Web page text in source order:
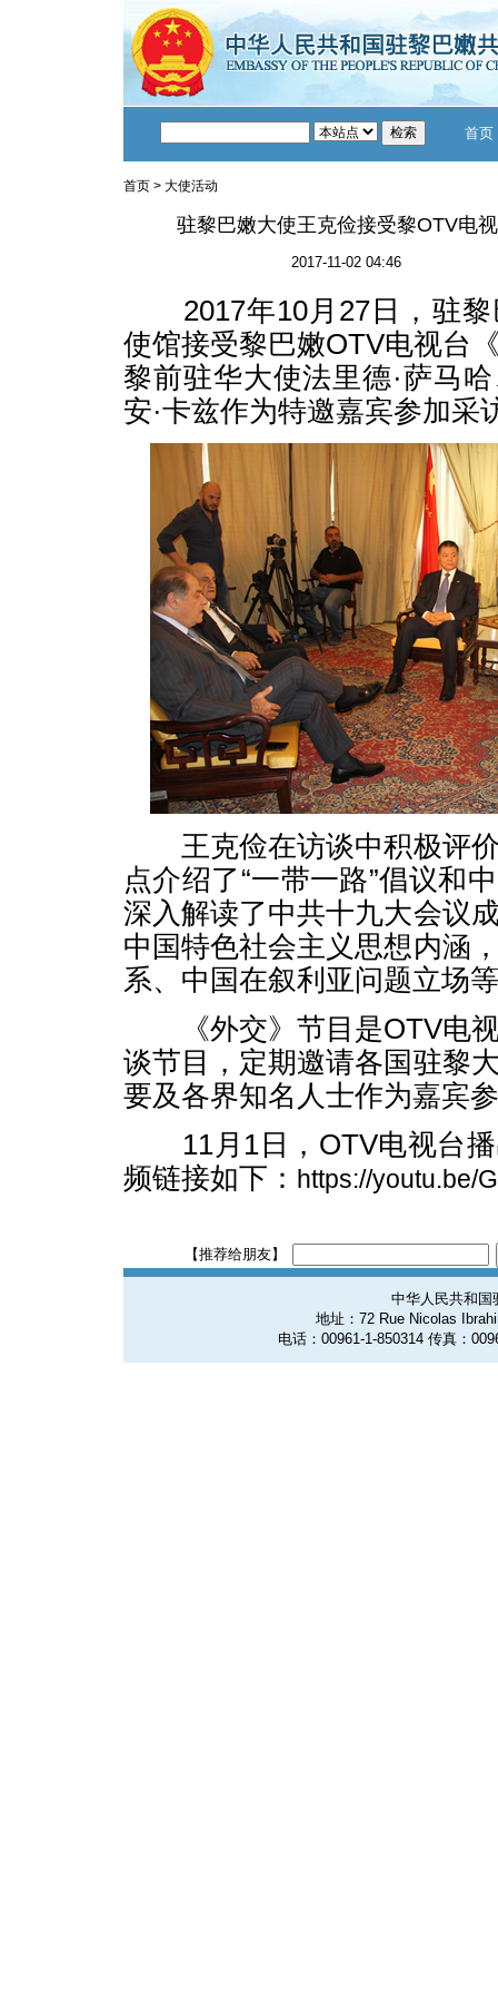
首页
首页 > 大使活动
驻黎巴嫩大使王克俭接受黎OTV电
2017-11-02 04:46
2017年10月27日，驻黎
使馆接受黎巴嫩OTV电视台
黎前驻华大使法里德·萨马
安·卡兹作为特邀嘉宾参加采
王克俭在访谈中积极评价
点介绍了“一带一路”倡议和
深入解读了中共十九大会议
中国特色社会主义思想内涵
系、中国在叙利亚问题立场
《外交》节目是OTV电视
谈节目，定期邀请各国驻黎
要及各界知名人士作为嘉宾
11月1日，OTV电视台播
频链接如下： https://youtu.be/
【推荐给朋友】
中华人民共和国
地址：72 Rue Nicolas
电话：00961-1-850314 传真：